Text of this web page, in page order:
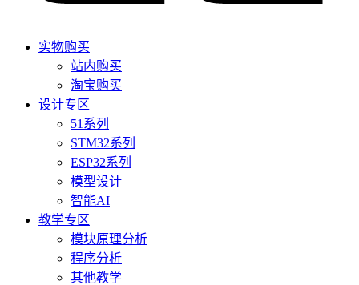
实物购买
站内购买
淘宝购买
设计专区
51系列
STM32系列
ESP32系列
模型设计
智能AI
教学专区
模块原理分析
程序分析
其他教学